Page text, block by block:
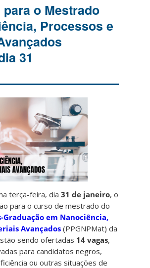
o Mestrado
Processos e
31
terça-feira, dia31 de janeiro, o
para o curso de mestrado do
Graduação em Nanociência,
Avançados (PPGNPMat) da
sendo ofertadas 14 vagas,
para candidatos negros,
ou outras situações de